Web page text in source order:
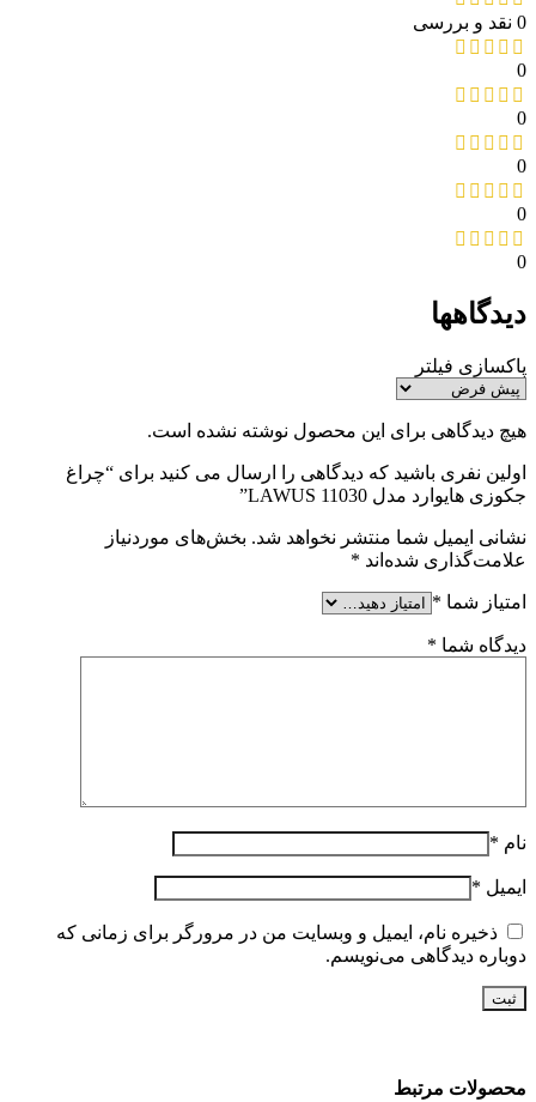
0 نقد و بررسی
0
0
0
0
0
دیدگاهها
پاکسازی فیلتر
هیچ دیدگاهی برای این محصول نوشته نشده است.
اولین نفری باشید که دیدگاهی را ارسال می کنید برای “چراغ
جکوزی هایوارد مدل LAWUS 11030”
نشانی ایمیل شما منتشر نخواهد شد. بخش‌های موردنیاز
علامت‌گذاری شده‌اند *
امتیاز شما *
دیدگاه شما *
نام *
ایمیل *
ذخیره نام، ایمیل و وبسایت من در مرورگر برای زمانی که
دوباره دیدگاهی می‌نویسم.
محصولات مرتبط